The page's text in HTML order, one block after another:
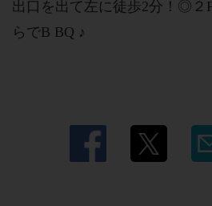
出口を出て左に徒歩2分！◎
らでB BQ ♪